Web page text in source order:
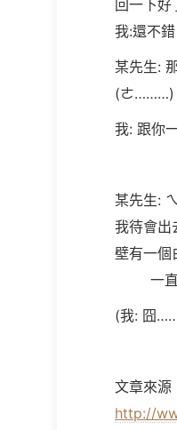
回一下好
我:還不
某先生:
(ㄜ………)
我: 跟你
某先生:
我待會
壁有一個
一直
(我: 囧
文章來源
http://